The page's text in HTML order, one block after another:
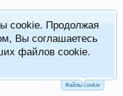
cookie. Продолжая
Вы соглашаетесь
файлов cookie.
Файлы cookie